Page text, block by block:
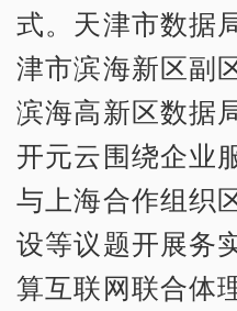
式。天津市数据
津市滨海新区副
滨海高新区数据
开元云围绕企业
与上海合作组织
设等议题开展务
算互联网联合体